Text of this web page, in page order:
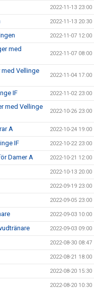
2022-11-13 23:00
2022-11-13 20:30
2022-11-07 12:00
med
2022-11-07 08:00
Vellinge
2022-11-04 17:00
IF 2022-11-02 23:00
med Vellinge
2022-10-26 23:00
A 2022-10-24 19:00
IF 2022-10-22 23:00
Damer A 2022-10-21 12:00
2022-10-13 20:00
2022-09-19 23:00
2022-09-05 23:00
2022-09-03 10:00
2022-09-03 09:00
2022-08-30 08:47
2022-08-21 18:00
2022-08-20 15:30
2022-08-20 10:30